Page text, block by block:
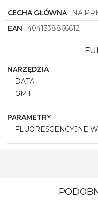
CECHA GŁÓWNA
NA
EAN
4041338866612
NARZĘDZIA
DATA
GMT
PARAMETRY
FLUORESCENCYJNE